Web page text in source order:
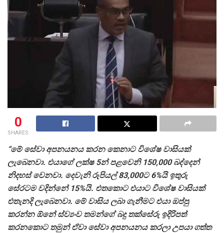
0
SHARES
“මේ සේවා අපනයනය කරන කෙනාට විශේෂ වාසියක්
ලැබෙනවා. එයාගේ ලක්ෂ 5න් පළවෙනි 150,000 බද්දෙන්
නිදහස් වෙනවා. දෙවැනි රුපියල් 83,000ට 6%යි ඉතුරු
සේරටම වදින්නේ 15%යි. එතකොට එයාට විශේෂ වාසියක්
එතැනදි ලැබෙනවා. මේ වාසිය ලබා ගැනීමට එයා ඔප්පු
කරන්න ඕනේ ස්ව්‍යංව තමන්ගේ බදු තක්සේරු ඉදිරිපත්
කරනකොට තමුන් ඒවා සේවා අපනයනය කරලා උපයා ගත්ත